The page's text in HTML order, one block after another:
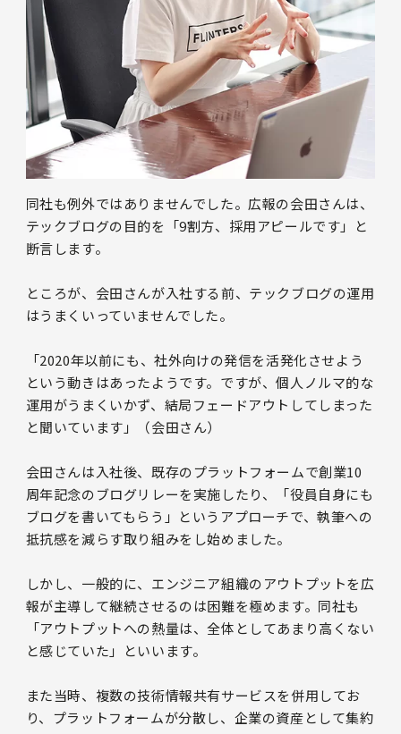
同社も例外ではありませんでした。広報の会田さんは、
テックブログの目的を「9割方、採用アピールです」と
断言します。
ところが、会田さんが入社する前、テックブログの運用
はうまくいっていませんでした。
「2020年以前にも、社外向けの発信を活発化させよう
という動きはあったようです。ですが、個人ノルマ的な
運用がうまくいかず、結局フェードアウトしてしまった
と聞いています」（会田さん）
会田さんは入社後、既存のプラットフォームで創業10
周年記念のブログリレーを実施したり、「役員自身にも
ブログを書いてもらう」というアプローチで、執筆への
抵抗感を減らす取り組みをし始めました。
しかし、一般的に、エンジニア組織のアウトプットを広
報が主導して継続させるのは困難を極めます。同社も
「アウトプットへの熱量は、全体としてあまり高くない
と感じていた」といいます。
また当時、複数の技術情報共有サービスを併用してお
り、プラットフォームが分散し、企業の資産として集約